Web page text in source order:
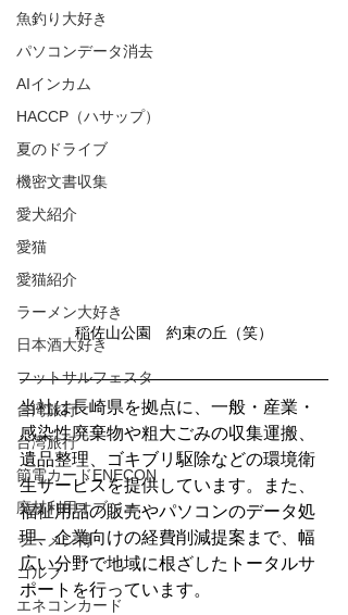
魚釣り大好き
パソコンデータ消去
AIインカム
HACCP（ハサップ）
夏のドライブ
機密文書収集
愛犬紹介
愛猫
愛猫紹介
ラーメン大好き
日本酒大好き
フットサルフェスタ
台湾旅行
台湾旅行
節電カードENECON
廃材利用オブジェ
ラーメン博
ゴルフ
エネコンカード
稲佐山公園　約束の丘（笑）
当社は長崎県を拠点に、一般・産業・
感染性廃棄物や粗大ごみの収集運搬、
遺品整理、ゴキブリ駆除などの環境衛
生サービスを提供しています。また、
福祉用品の販売やパソコンのデータ処
理、企業向けの経費削減提案まで、幅
広い分野で地域に根ざしたトータルサ
ポートを行っています。